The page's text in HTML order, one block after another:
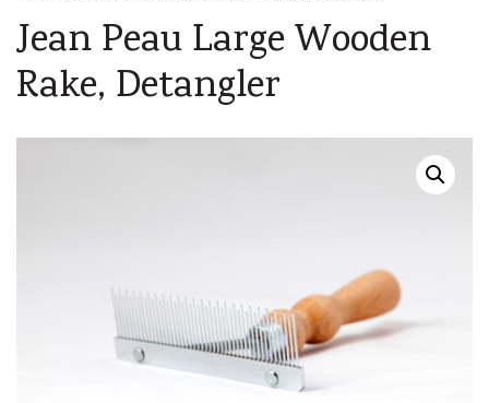
Jean Peau Large Wooden
Rake, Detangler